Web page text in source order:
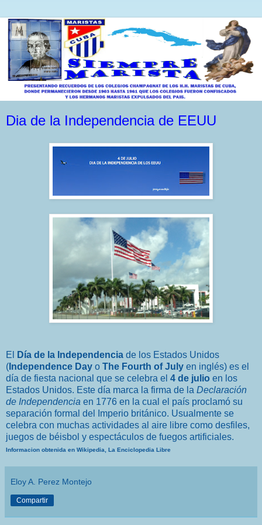
Dia de la Independencia de EEUU
El Día de la Independencia de los Estados Unidos
( Independence Day o The Fourth of July en inglés) es el
día de fiesta nacional que se celebra el 4 de julio en los
Estados Unidos. Este día marca la firma de la Declaración
de Independencia en 1776 en la cual el país proclamó su
separación formal del
Imperio británico. Usualmente se
celebra con muchas actividades al aire libre como desfiles,
juegos de béisbol y espectáculos de fuegos artificiales.
Informacion obtenida en Wikipedia, La Enciclopedia Libre
Eloy A. Perez Montejo
Compartir